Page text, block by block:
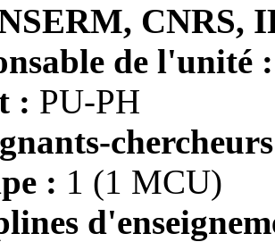
CNRS,
de l'unité
: PU-PH
: 1 (1 MCU)